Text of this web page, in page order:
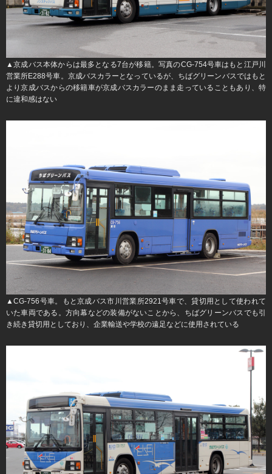
▲京成バス本体からは最多となる7台が移籍。写真のCG-754号車はもと江戸川
営業所E288号車。京成バスカラーとなっているが、ちばグリーンバスではもと
より京成バスからの移籍車が京成バスカラーのまま走っていることもあり、特
に違和感はない
▲CG-756号車。もと京成バス市川営業所2921号車で、貸切用として使われて
いた車両である。方向幕などの装備がないことから、ちばグリーンバスでも引
き続き貸切用としており、企業輸送や学校の遠足などに使用されている